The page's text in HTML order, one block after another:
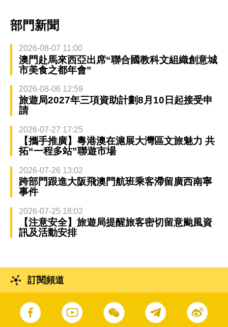
部門新聞
2026-08-07 11:00
澳門赴馬來西亞出席“聯合國教科文組織創意城
市美食之都年會”
2026-08-06 12:59
旅遊局2027年三項資助計劃8月10日起接受申
請
2026-07-27 17:25
【攜手推廣】粵港澳在滬展大灣區文旅魅力 共
拓“一程多站”聯遊市場
2026-07-26 13:02
跨部門跟進大阪飛澳門航班乘客滯留廣西南寧
事件
2026-07-25 18:02
【注意安全】旅遊局提醒旅客密切留意颱風資
訊及活動安排
訂閱頻道